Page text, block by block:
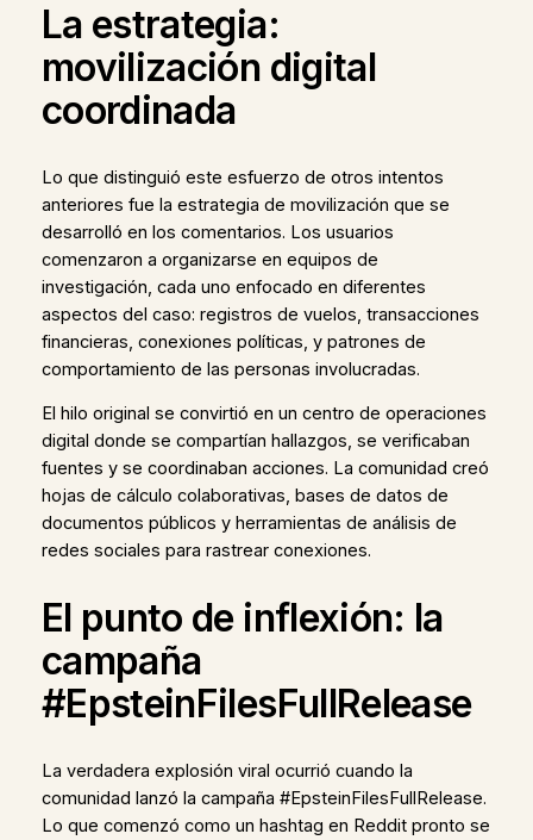
La estrategia:
movilización digital
coordinada
Lo que distinguió este esfuerzo de otros intentos
anteriores fue la estrategia de movilización que se
desarrolló en los comentarios. Los usuarios
comenzaron a organizarse en equipos de
investigación, cada uno enfocado en diferentes
aspectos del caso: registros de vuelos, transacciones
financieras, conexiones políticas, y patrones de
comportamiento de las personas involucradas.
El hilo original se convirtió en un centro de operaciones
digital donde se compartían hallazgos, se verificaban
fuentes y se coordinaban acciones. La comunidad creó
hojas de cálculo colaborativas, bases de datos de
documentos públicos y herramientas de análisis de
redes sociales para rastrear conexiones.
El punto de inflexión: la
campaña
#EpsteinFilesFullRelease
La verdadera explosión viral ocurrió cuando la
comunidad lanzó la campaña #EpsteinFilesFullRelease.
Lo que comenzó como un hashtag en Reddit pronto se